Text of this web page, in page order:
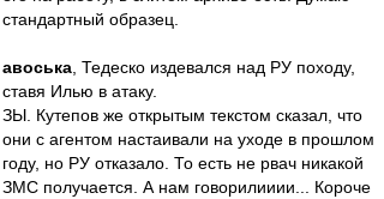
стандартный образец.
авоська , Тедеско издевался над РУ походу,
ставя Илью в атаку.
ЗЫ. Кутепов же открытым текстом сказал, что
они с агентом настаивали на уходе в прошлом
году, но РУ отказало. То есть не рвач никакой
ЗМС получается. А нам говорилииии... Короче